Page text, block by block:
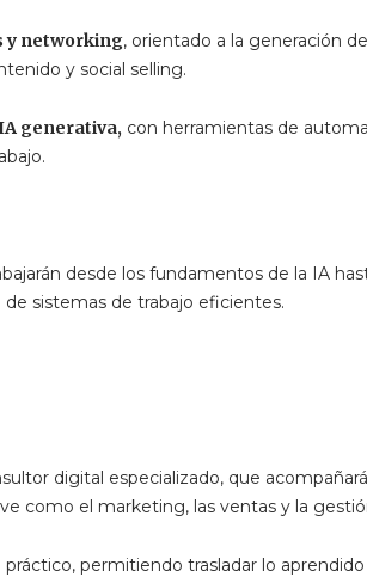
y networking, orientado a la generación
y social selling.
generativa, con herramientas de
desde los fundamentos de la IA
sistemas de trabajo eficientes.
digital especializado, que
como el marketing, las ventas y la
permitiendo trasladar lo